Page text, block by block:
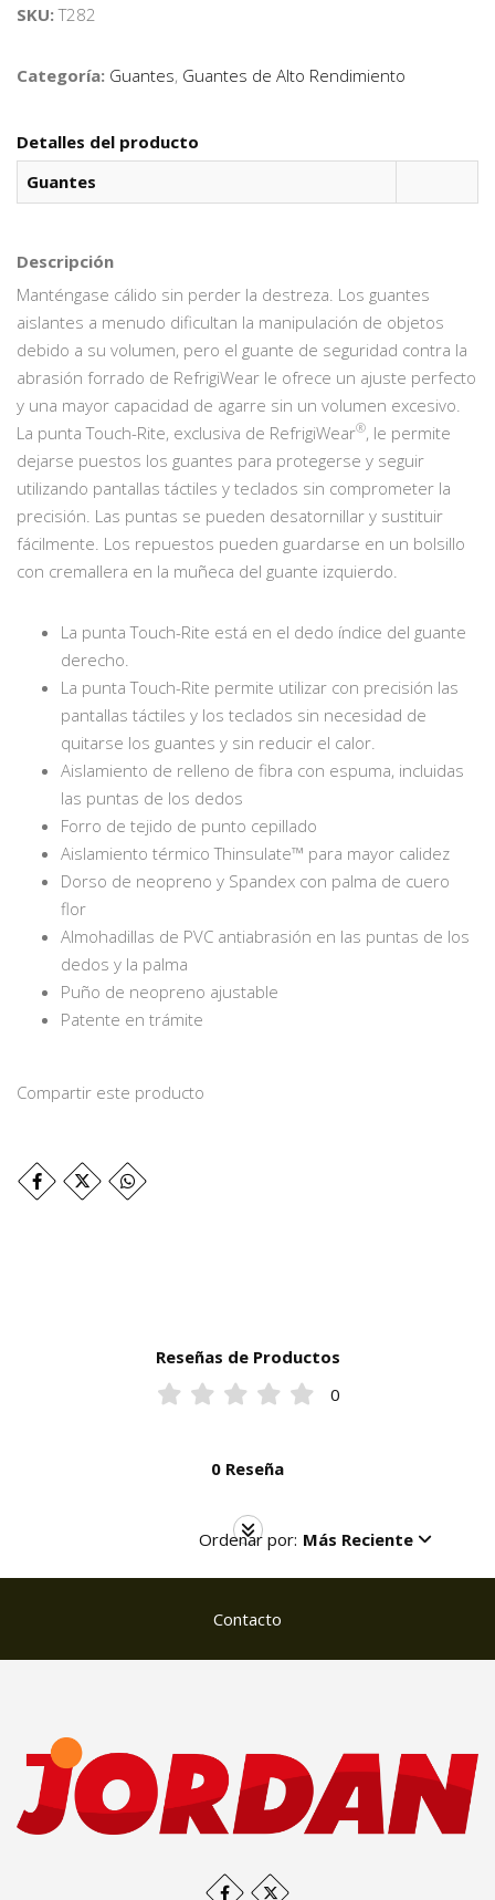
SKU:T282
Categoría: Guantes, Guantes de Alto Rendimiento
Detalles del producto
Guantes
Descripción
Manténgase cálido sin perder la destreza. Los guantes
aislantes a menudo dificultan la manipulación de objetos
debido a su volumen, pero el guante de seguridad contra la
abrasión forrado de RefrigiWear le ofrece un ajuste perfecto
y una mayor capacidad de agarre sin un volumen excesivo.
La punta Touch-Rite, exclusiva de RefrigiWear®, le permite
dejarse puestos los guantes para protegerse y seguir
utilizando pantallas táctiles y teclados sin comprometer la
precisión. Las puntas se pueden desatornillar y sustituir
fácilmente. Los repuestos pueden guardarse en un bolsillo
con cremallera en la muñeca del guante izquierdo.
La punta Touch-Rite está en el dedo índice del guante
derecho.
La punta Touch-Rite permite utilizar con precisión las
pantallas táctiles y los teclados sin necesidad de
quitarse los guantes y sin reducir el calor.
Aislamiento de relleno de fibra con espuma, incluidas
las puntas de los dedos
Forro de tejido de punto cepillado
Aislamiento térmico Thinsulate™ para mayor calidez
Dorso de neopreno y Spandex con palma de cuero
flor
Almohadillas de PVC antiabrasión en las puntas de los
dedos y la palma
Puño de neopreno ajustable
Patente en trámite
Compartir este producto
Reseñas de Productos
0
0 Reseña
Ordenar por: Más Reciente
Contacto